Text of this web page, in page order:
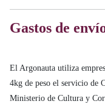
Gastos de
El Argonauta utiliza
4kg de peso el servicio de
Ministerio de Cultura y